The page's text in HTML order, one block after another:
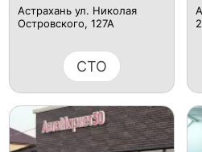
Астрахань ул. Николая
Островского, 127А
СТО